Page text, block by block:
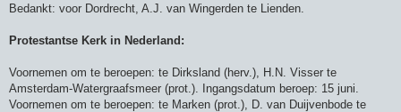
Bedankt: voor Dordrecht, A.J. van Wingerden te Lienden.
Protestantse Kerk in Nederland:
Voornemen om te beroepen: te Dirksland (herv.), H.N. Visser te
Amsterdam-Watergraafsmeer (prot.). Ingangsdatum beroep: 15 juni.
Voornemen om te beroepen: te Marken (prot.), D. van Duijvenbode te